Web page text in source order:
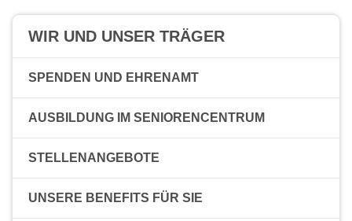
WIR UND UNSER TRÄGER
SPENDEN UND EHRENAMT
AUSBILDUNG IM SENIORENCENTRUM
STELLENANGEBOTE
UNSERE BENEFITS FÜR SIE